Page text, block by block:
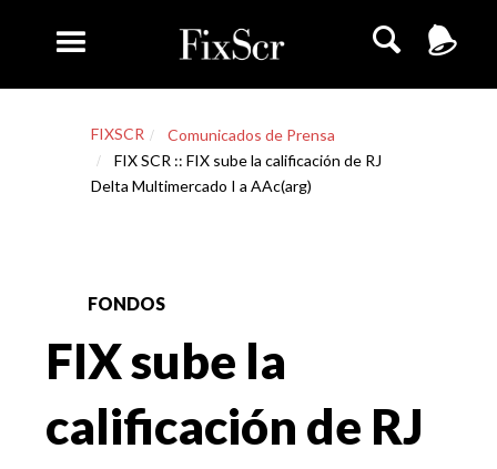
FIXSCR
Comunicados de Prensa
FIX SCR :: FIX sube la calificación de RJ
Delta Multimercado I a AAc(arg)
FONDOS
FIX sube la
calificación de RJ